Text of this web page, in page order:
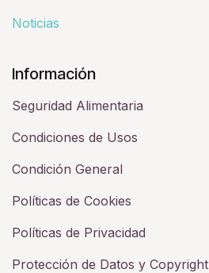
Noticias
Información
Seguridad Alimentaria
Condiciones de Usos
Condición General
Políticas de Cookies
Políticas de Privacidad
Protección de Datos y Copyright